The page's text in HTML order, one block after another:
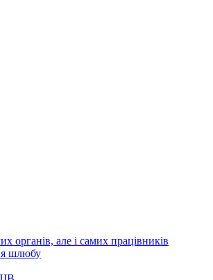
органів, але і самих працівників
шлюбу